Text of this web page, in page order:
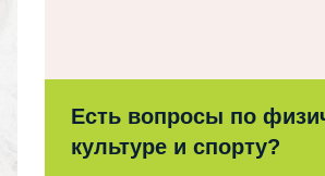
Есть вопросы по
культуре и спорту?